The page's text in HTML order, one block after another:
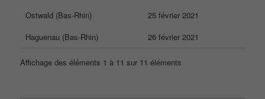
Ostwald (Bas-Rhin)
25 février 2021
Haguenau (Bas-Rhin)
26 février 2021
Affichage des éléments 1 à 11 sur 11 éléments